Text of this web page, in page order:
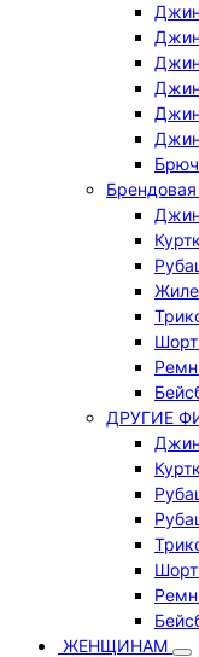
ДРУГИЕ
ЖЕНЩИНАМ